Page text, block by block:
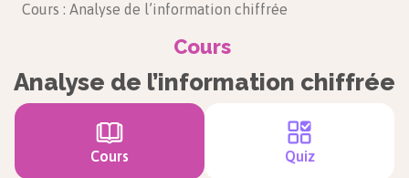
Cours : Analyse de l’information chiffrée
Cours
Analyse de l’information chiffrée
Cours Quiz